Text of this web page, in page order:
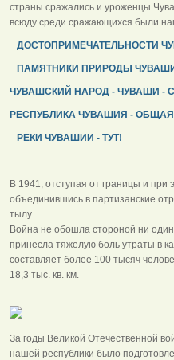
страны сражались и уроженцы
всюду среди сражающихся были
ДОСТОПРИМЕЧАТЕЛЬНОСТИ
ПАМЯТНИКИ ПРИРОДЫ
ЧУВАШСКИЙ НАРОД - ЧУВАШИ -
РЕСПУБЛИКА ЧУВАШИЯ -
РЕКИ ЧУВАШИИ - ТУТ!
В 1941, отступая от границы и при
объединившись в партизанские
тылу.
Война не обошла стороной ни
принесла тяжелую боль утраты в
составляет более 100 тысяч
18,3 тыс. кв. км.
За годы Великой Отечественной
нашей республики было